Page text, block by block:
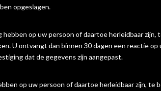
opgeslagen.
op uw persoon of daartoe herleidbaar zijn,
U ontvangt dan binnen 30 dagen een reactie op
dat de gegevens zijn aangepast.
op uw persoon of daartoe herleidbaar zijn, te